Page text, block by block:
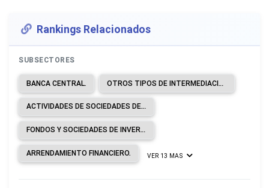
Rankings Relacionados
SUBSECTORES
BANCA CENTRAL. OTROS TIPOS DE INTERMEDIACIÓN MONETARIA.
ACTIVIDADES DE SOCIEDADES DE CARTERA.
FONDOS Y SOCIEDADES DE INVERSIÓN Y ENTIDADES FINANCIERAS SIMILARES.
ARRENDAMIENTO FINANCIERO. VER 13 MAS